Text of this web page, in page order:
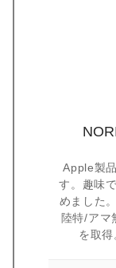
Apple製
す。趣味
めました
陸特/アマ
を取